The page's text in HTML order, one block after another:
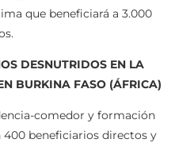
que beneficiará a 3.000
DESNUTRIDOS EN LA
BURKINA FASO (ÁFRICA)
comedor y formación
beneficiarios directos y